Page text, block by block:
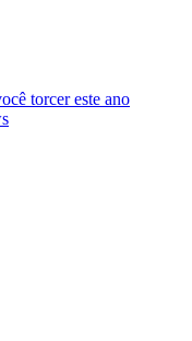
torcer este ano